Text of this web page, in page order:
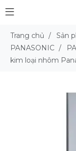
Trang chủ / Sản
PANASONIC /
kim loại nhôm